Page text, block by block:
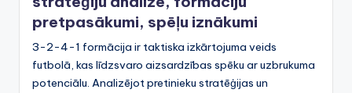
pretpasākumi, spēļu iznākumi
3-2-4-1 formācija ir taktiska izkārtojuma veids
futbolā, kas līdzsvaro aizsardzības spēku ar uzbrukuma
potenciālu. Analizējot pretinieku stratēģijas un